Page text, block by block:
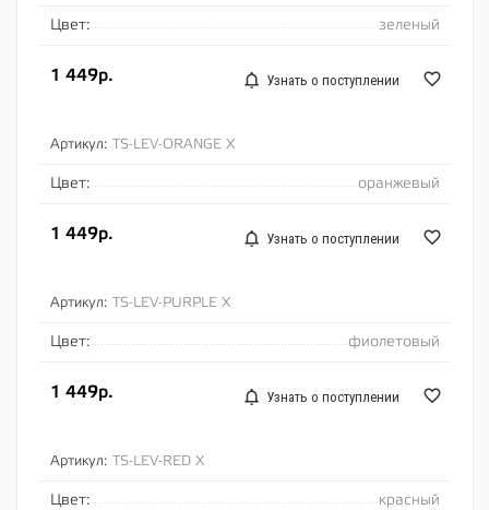
Цвет: зеленый
1 449р. Узнать о поступлении
Артикул: TS-LEV-ORANGE X
Цвет: оранжевый
1 449р. Узнать о поступлении
Артикул: TS-LEV-PURPLE X
Цвет: фиолетовый
1 449р. Узнать о поступлении
Артикул: TS-LEV-RED X
Цвет: красный